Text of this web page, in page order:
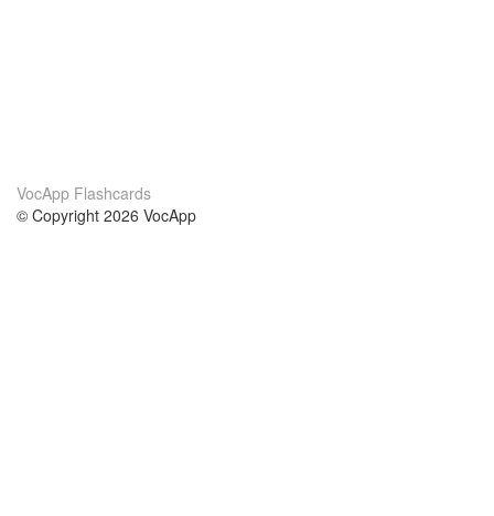
VocApp Flashcards
© Copyright 2026 VocApp